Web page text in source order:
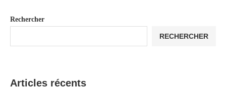
Rechercher
RECHERCHER
Articles récents